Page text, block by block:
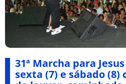
31ª Marcha para
sexta (7) e sábado